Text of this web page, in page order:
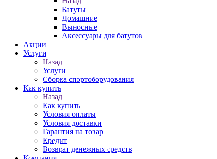
Батуты
Домашние
Выносные
Аксессуары для батутов
Акции
Услуги
Назад
Услуги
Сборка спортоборудования
Как купить
Назад
Как купить
Условия оплаты
Условия доставки
Гарантия на товар
Кредит
Возврат денежных средств